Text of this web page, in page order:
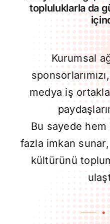
topluluklarla da
Kurumsal
medya iş
Bu sayede
fazla imkan
kültürünü